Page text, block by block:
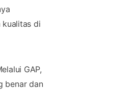
kualitas di
GAP,
benar dan